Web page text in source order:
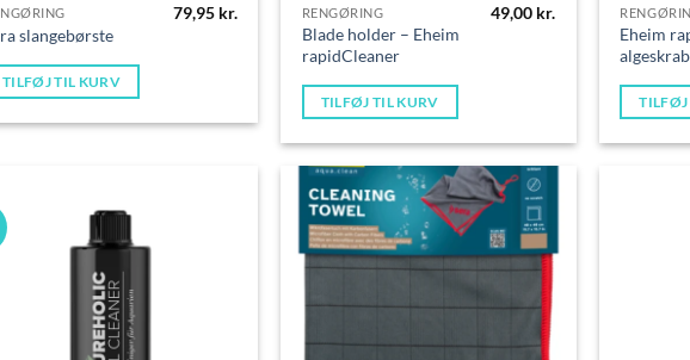
slangebørste
79,95 kr.
TILFØJ TIL KURV
RENGØRING
Blade holder – Eheim
rapidCleaner
49,00 kr.
TILFØJ TIL KURV
Eheim
TILFØJ